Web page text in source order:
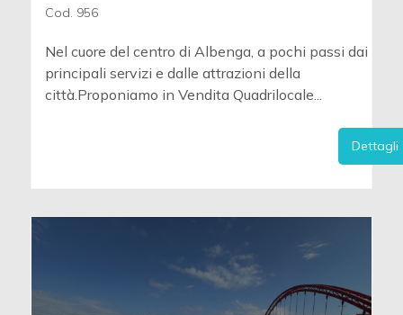
Cod. 956
Nel cuore del centro di Albenga, a pochi passi dai
principali servizi e dalle attrazioni della
città.Proponiamo in Vendita Quadrilocale...
Dettagli